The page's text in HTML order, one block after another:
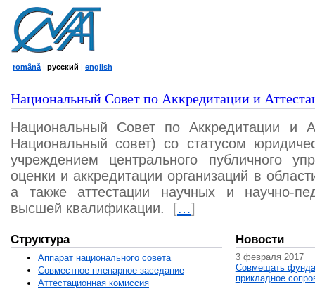
română | русский | english
Национальный Совет по Аккредитации и
Национальный Совет по Аккредитации и
Национальный совет) со статусом
учреждением центрального публичного
оценки и аккредитации организаций в
а также аттестации научных и научно-
высшей квалификации.
[…]
Структура
Аппарат национального совета
Совместное пленарное заседание
Аттестационная комисcия
Новости
3 февраля 2017
Совмещать
прикладное